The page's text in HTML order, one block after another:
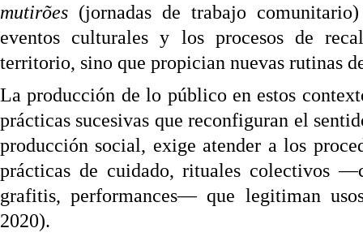
mutirões (jornadas de trabajo
eventos culturales y los procesos de
territorio, sino que propician nuevas rutinas
La producción de lo público en estos
prácticas sucesivas que reconfiguran el
producción social, exige atender a los
prácticas de cuidado, rituales colectivos
grafitis, performances— que legitiman
2020).